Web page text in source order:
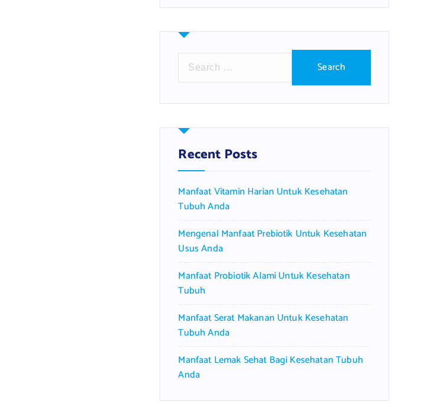
r
h
f
o
:
Recent Posts
Manfaat Vitamin Harian Untuk Kesehatan
Tubuh Anda
Mengenal Manfaat Prebiotik Untuk Kesehatan
Usus Anda
Manfaat Probiotik Alami Untuk Kesehatan
Tubuh
Manfaat Serat Makanan Untuk Kesehatan
Tubuh Anda
Manfaat Lemak Sehat Bagi Kesehatan Tubuh
Anda